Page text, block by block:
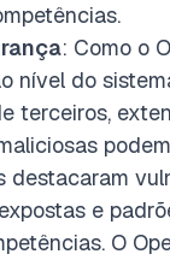
: Como o
nível do
terceiros,
destacaram
e
O